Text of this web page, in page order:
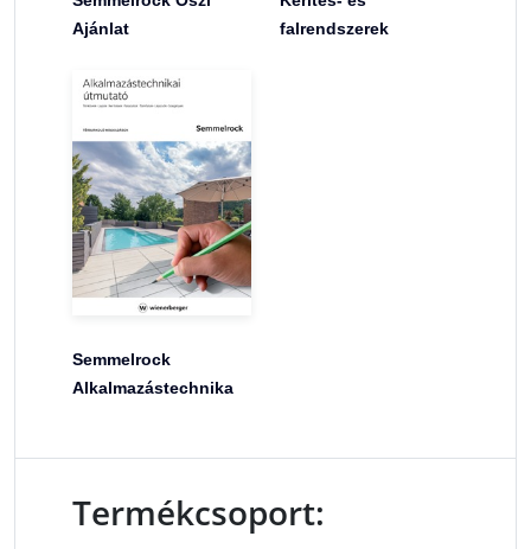
Ajánlat
falrendszerek
Semmelrock
Alkalmazástechnika
Termékcsoport: